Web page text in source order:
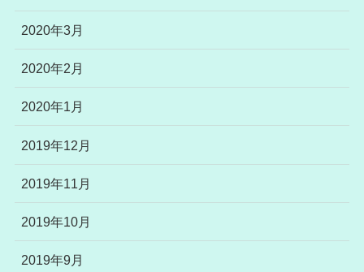
2020年3月
2020年2月
2020年1月
2019年12月
2019年11月
2019年10月
2019年9月